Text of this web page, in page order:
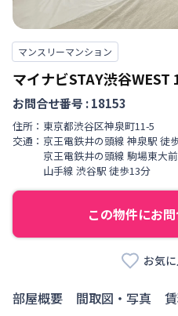
マンスリーマンション
マイナビSTAY渋谷WEST
お問合せ番号 :18153
住所： 東京都渋谷区神泉町11-5
交通： 京王電鉄井の頭線 神泉駅 徒
京王電鉄井の頭線 駒場東大
山手線 渋谷駅 徒歩13分
この物件にお問
お気
部屋概要 間取図・写真